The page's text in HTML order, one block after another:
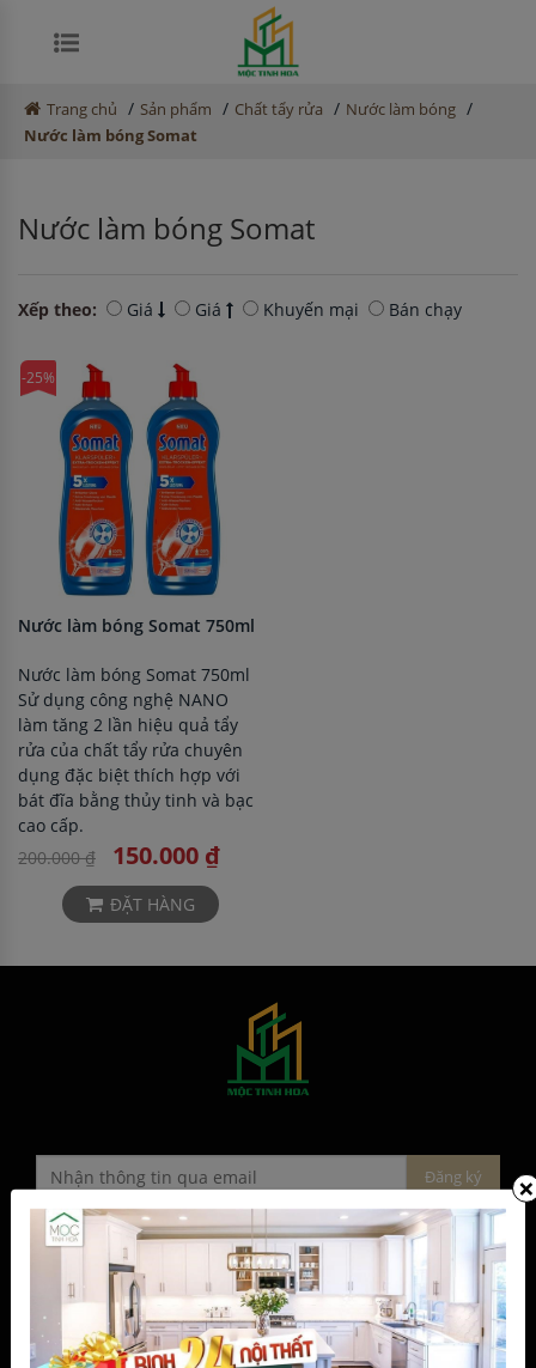
Trang chủ / Sản phẩm / Chất tẩy rửa / Nước làm bóng /
Nước làm bóng Somat
Nước làm bóng Somat
Xếp theo: Giá Giá Khuyến mại Bán chạy
-25%
Nước làm bóng Somat 750ml
Nước làm bóng Somat 750ml
Sử dụng công nghệ NANO
làm tăng 2 lần hiệu quả tẩy
rửa của chất tẩy rửa chuyên
dụng đặc biệt thích hợp với
bát đĩa bằng thủy tinh và bạc
cao cấp.
200.000 ₫
150.000 ₫
ĐẶT HÀNG
CÔNG TY TNHH NỘI THẤT MỘC TINH HOA
Mộc Tinh Hoa là thương hiệu uy tín hàng đầu trong lĩnh
vực thiết kế và thi công nội thất trọn gói, cung cấp sản
phẩm phụ kiện nội thất, gia dụng châu Âu chính hãng với
hệ thống xưởng sản xuất rộng khắp cùng đội ngũ kiến
×